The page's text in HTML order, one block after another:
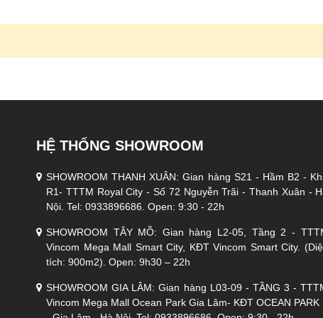
HỆ THỐNG SHOWROOM
SHOWROOM THANH XUÂN: Gian hàng S21 - Hầm B2 -
R1- TTTM Royal City - Số 72 Nguyễn Trãi - Thanh Xuân -
Nội. Tel: 0933896686. Open: 9:30 - 22h
SHOWROOM TÂY MỖ: Gian hàng L2-05, Tầng 2 -
Vincom Mega Mall Smart City, KĐT Vincom Smart City.
tích: 900m2). Open: 9h30 – 22h
SHOWROOM GIA LÂM: Gian hàng L03-09 - TẦNG 3 -
Vincom Mega Mall Ocean Park Gia Lâm- KĐT OCEAN PARK